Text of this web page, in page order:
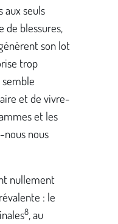
seuls
de blessures,
son lot
trop
et de vivre-
et les
nous nous
nullement
: le
8 , au